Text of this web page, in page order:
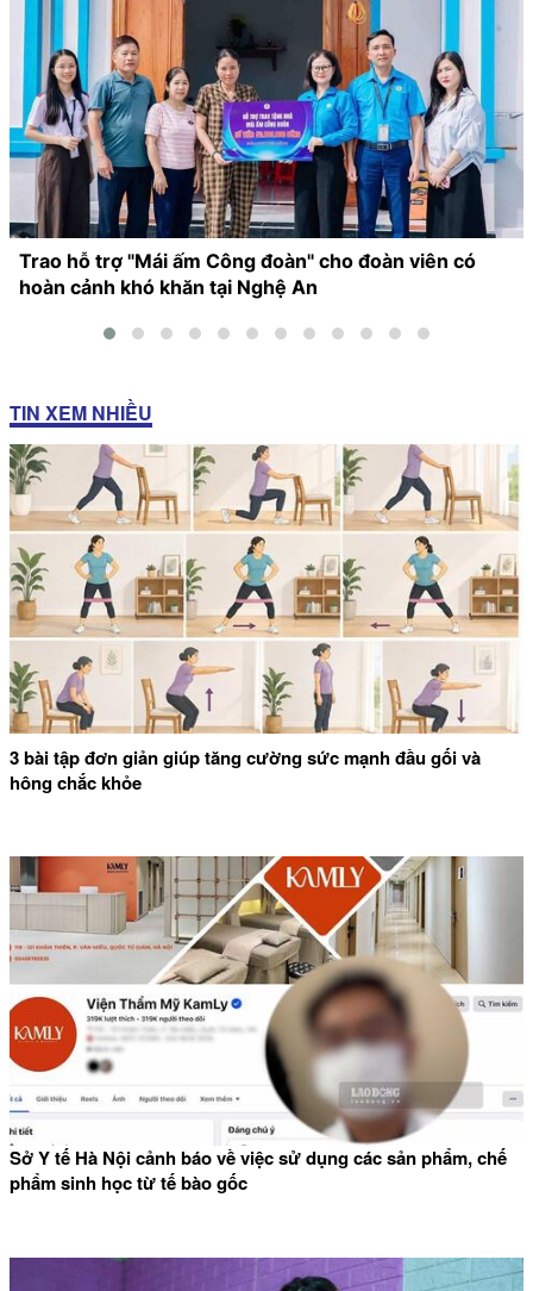
Trao hỗ trợ "Mái ấm Công đoàn" cho đoàn viên có
hoàn cảnh khó khăn tại Nghệ An
TIN XEM NHIỀU
3 bài tập đơn giản giúp tăng cường sức mạnh đầu gối và
hông chắc khỏe
Sở Y tế Hà Nội cảnh báo về việc sử dụng các sản phẩm, chế
phẩm sinh học từ tế bào gốc